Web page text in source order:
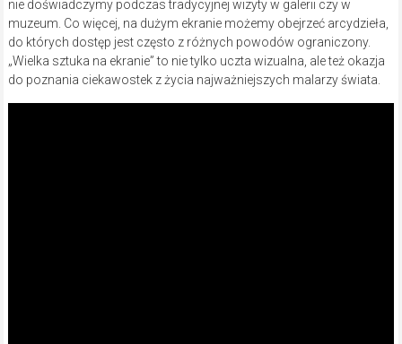
nie doświadczymy podczas tradycyjnej wizyty w galerii czy w
muzeum. Co więcej, na dużym ekranie możemy obejrzeć arcydzieła,
do których dostęp jest często z różnych powodów ograniczony.
„Wielka sztuka na ekranie” to nie tylko uczta wizualna, ale też okazja
do poznania ciekawostek z życia najważniejszych malarzy świata.